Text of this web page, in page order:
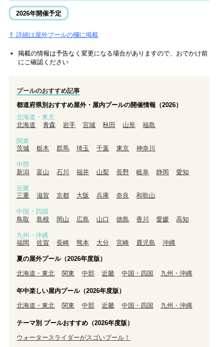
2026年開催予定
⇑ 詳細は屋外プールの欄に掲載
掲載の情報は予告なく変更になる場合がありますので、おでかけ前
にご確認ください
プールのおすすめ記事
都道府県別おすすめ屋外・屋内プールの開催情報（2026）
北海道・東北
北海道
青森 岩手 宮城 秋田 山形 福島
関東
茨城
栃木 群馬 埼玉 千葉 東京 神奈川
中部
新潟
富山 石川 福井 山梨 長野 岐阜 静岡 愛知
近畿
三重
滋賀 京都 大阪 兵庫 奈良 和歌山
中国・四国
鳥取
島根 岡山 広島 山口 徳島 香川 愛媛 高知
九州・沖縄
福岡
佐賀 長崎 熊本 大分 宮崎 鹿児島 沖縄
夏の屋外プール（2026年度版）
北海道・東北
関東 中部 近畿 中国・四国 九州・沖縄
年中楽しい屋内プール（2026年度版）
北海道・東北
関東 中部 近畿 中国・四国 九州・沖縄
テーマ別 プールおすすめ（2026年度版）
ウォータースライダーがスゴいプール！